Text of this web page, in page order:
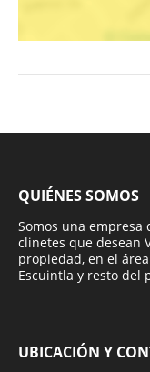
QUIÉNES SOMOS
Somos una empresa
clinetes que desean
propiedad, en el
Escuintla y resto del
UBICACIÓN Y